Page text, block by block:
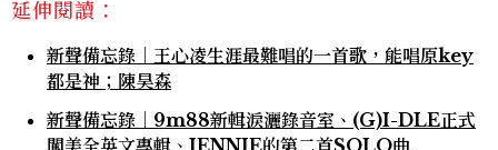
延伸閱讀：
新聲備忘錄｜王心凌生涯最難唱的一首歌，能唱原key
都是神；陳昊森
新聲備忘錄｜9m88新輯淚灑錄音室、(G)I-DLE正式
闖美全英文專輯、JENNIE的第二首SOLO曲